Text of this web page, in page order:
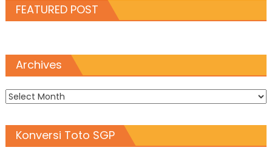
FEATURED POST
Archives
Archives
Konversi Toto SGP